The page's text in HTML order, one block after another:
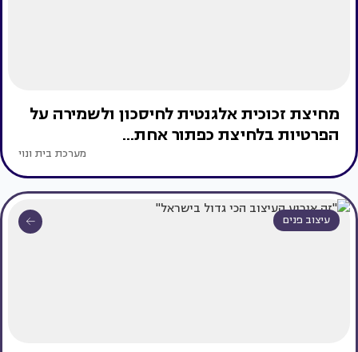
מחיצת זכוכית אלגנטית לחיסכון ולשמירה על
הפרטיות בלחיצת כפתור אחת...
מערכת בית ונוי
עיצוב פנים